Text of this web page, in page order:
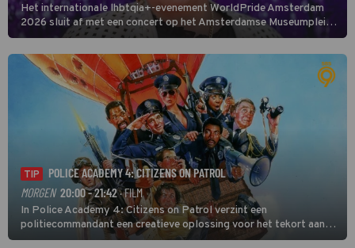
Het internationale lhbtqia+-evenement WorldPride Amsterdam
2026 sluit af met een concert op het Amsterdamse Museumplein.
Anita Doth is een van de optredende artiesten. In de jaren 90
veroverde ze de wereld als zangeres van 2Unlimited.
TIP
POLICE ACADEMY 4: CITIZENS ON PATROL
MORGEN 20:00 - 21:42· FILM
In Police Academy 4: Citizens on Patrol verzint een
politiecommandant een creatieve oplossing voor het tekort aan
agenten.